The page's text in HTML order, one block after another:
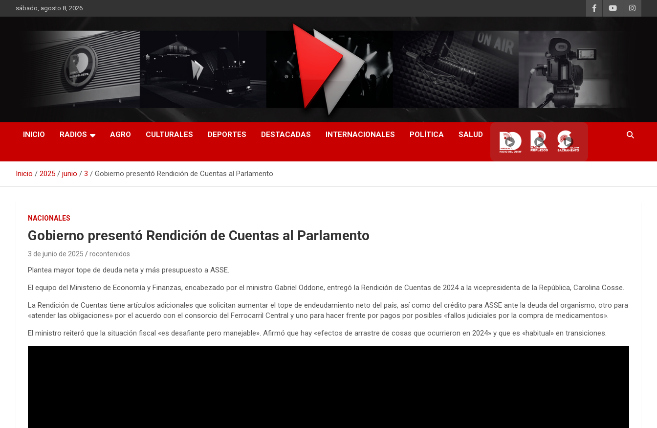
al
sábado, agosto 8, 2026
RO CONTENIDOS
INICIO RADIOS AGRO CULTURALES DEPORTES DESTACADAS INTERNACIONALES POLÍTICA SALUD
▶ ▶ ▶
Inicio 2025 junio 3 Gobierno presentó Rendición de Cuentas al Parlamento
NACIONALES
Gobierno presentó Rendición de Cuentas al Parlamento
3 de junio de 2025 rocontenidos
Plantea mayor tope de deuda neta y más presupuesto a ASSE.
El equipo del Ministerio de Economía y Finanzas, encabezado por el ministro Gabriel Oddone, entregó la Rendición de Cuentas de 2024 a la vicepresidenta de la República, Carolina Cosse.
La Rendición de Cuentas tiene artículos adicionales que solicitan aumentar el tope de endeudamiento neto del país, así como del crédito para ASSE ante la deuda del organismo, otro para
«atender las obligaciones» por el acuerdo con el consorcio del Ferrocarril Central y uno para hacer frente por pagos por posibles «fallos judiciales por la compra de medicamentos».
El ministro reiteró que la situación fiscal «es desafiante pero manejable». Afirmó que hay «efectos de arrastre de cosas que ocurrieron en 2024» y que es «habitual» en transiciones.